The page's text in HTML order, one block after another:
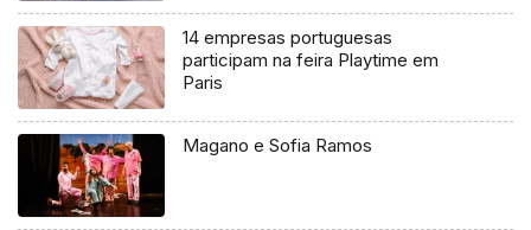
14 empresas portuguesas
participam na feira Playtime em
Paris
Magano e Sofia Ramos